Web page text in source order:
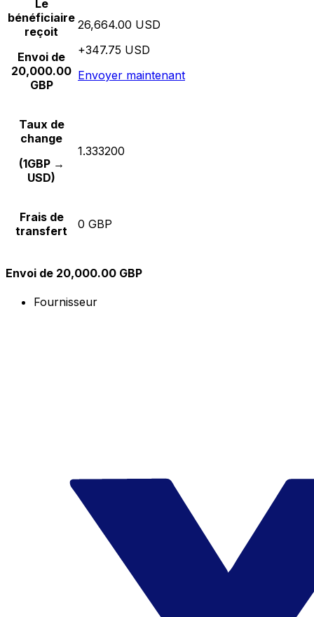
Le
bénéficiaire
reçoit
Envoi de
20,000.00
GBP
26,664.00 USD
+347.75 USD
Envoyer maintenant
Taux de
change
(1GBP →
USD)
1.333200
Frais de
transfert
0 GBP
Envoi de 20,000.00 GBP
Fournisseur